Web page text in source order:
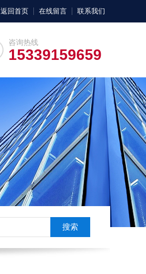
返回首页 在线留言 联系我们
咨询热线
15339159659